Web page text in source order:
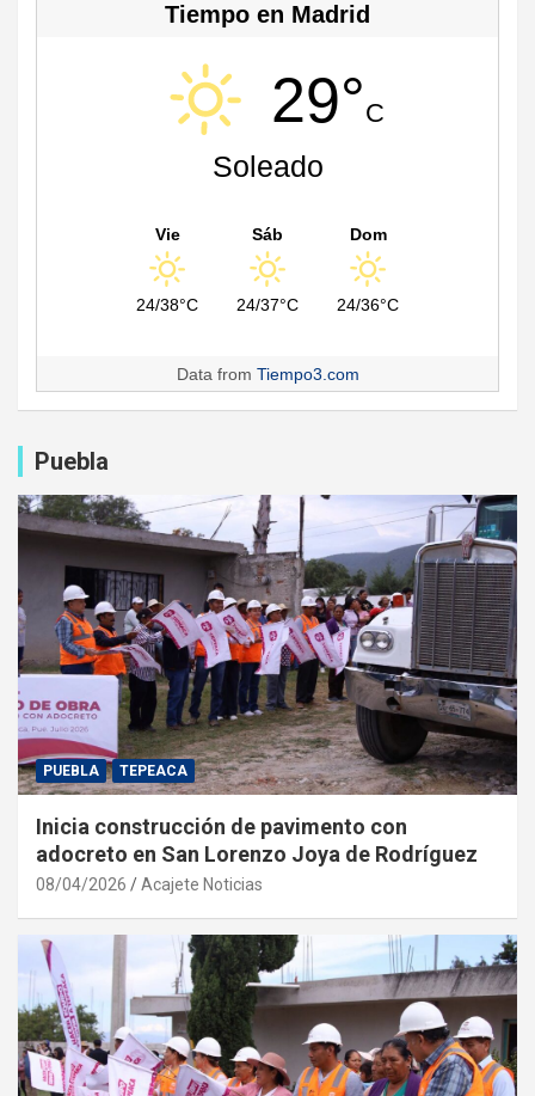
Tiempo en Madrid
29°C
Soleado
Vie
24/38°C
Sáb
24/37°C
Dom
24/36°C
Data from Tiempo3.com
Puebla
PUEBLA TEPEACA
Inicia construcción de pavimento con
adocreto en San Lorenzo Joya de Rodríguez
08/04/2026 Acajete Noticias